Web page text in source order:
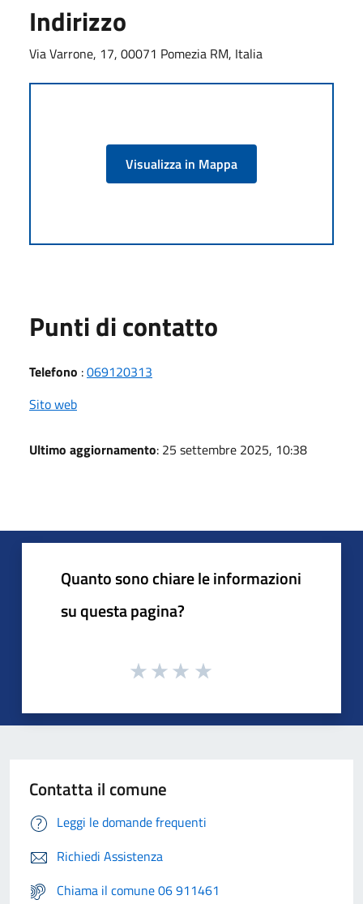
Indirizzo
Via Varrone, 17, 00071 Pomezia RM, Italia
Visualizza in Mappa
Punti di contatto
Telefono :069120313
Sito web
Ultimo aggiornamento: 25 settembre 2025, 10:38
Quanto sono chiare le informazioni
su questa pagina?
Contatta il comune
Leggi le domande frequenti
Richiedi Assistenza
Chiama il comune 06 911461